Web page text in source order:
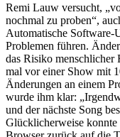
Remi Lauw versucht,
nochmal zu proben“,
Automatische Software-
Problemen führen.
das Risiko menschlicher
mal vor einer Show mit
Änderungen an einem
wurde ihm klar:
und der nächste Song
Glücklicherweise